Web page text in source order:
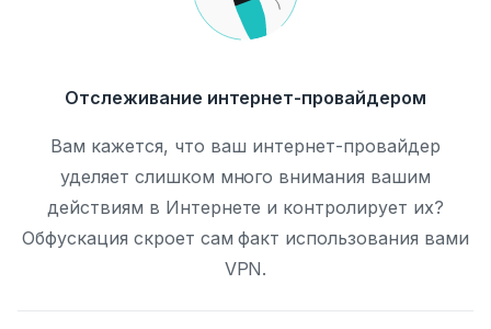
Отслеживание интернет-провайдером
Вам кажется, что ваш интернет-провайдер
уделяет слишком много внимания вашим
действиям в Интернете и контролирует их?
Обфускация скроет сам факт использования вами
VPN.